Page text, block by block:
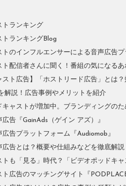
トランキング
トランキングBlog
トのインフルエンサーによる音声広告
ト配信者さんに聞く！番組の気になる
スト広告】「ホストリード広告」とは
解説！広告事例やメリットを紹介
キャストが増加中。ブランディングのた
告『GainAds（ゲイン アズ）』
告プラットフォーム『Audiomob』
広告とは？概要や仕組みなどを徹底解説
トも「見る」時代？「ビデオポッドキャ
広告のマッチングサイト『